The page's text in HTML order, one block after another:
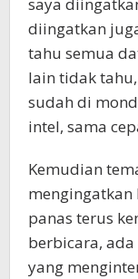
saya
diingatkan
tahu semua
lain tidak
sudah di
intel, sama
Kemudian
mengingatkan
panas terus
berbicara,
yang